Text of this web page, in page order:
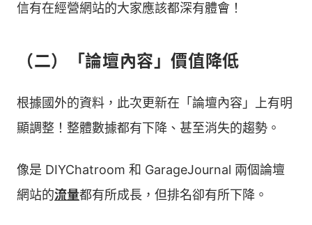
信有在經營網站的大家應該都深有體會！
（二）「論壇內容」價值降低
根據國外的資料，此次更新在「論壇內容」上有明
顯調整！整體數據都有下降、甚至消失的趨勢。
像是 DIYChatroom 和 GarageJournal 兩個論壇
網站的流量都有所成長，但排名卻有所下降。